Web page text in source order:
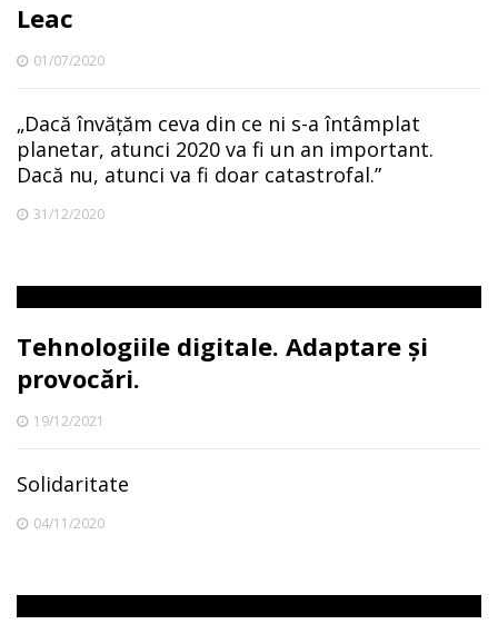
Leac
01/07/2020
„Dacă învățăm ceva din ce ni s-a întâmplat
planetar, atunci 2020 va fi un an important.
Dacă nu, atunci va fi doar catastrofal.”
31/12/2020
Tehnologiile digitale. Adaptare şi
provocări.
19/12/2021
Solidaritate
04/11/2020